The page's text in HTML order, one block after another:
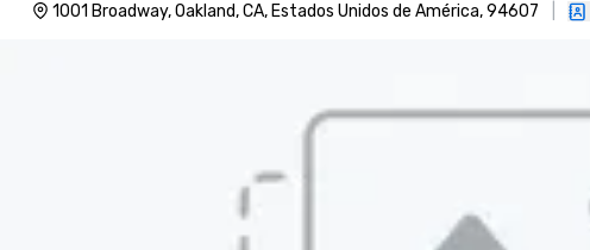
1001 Broadway, Oakland, CA, Estados Unidos de América, 94607